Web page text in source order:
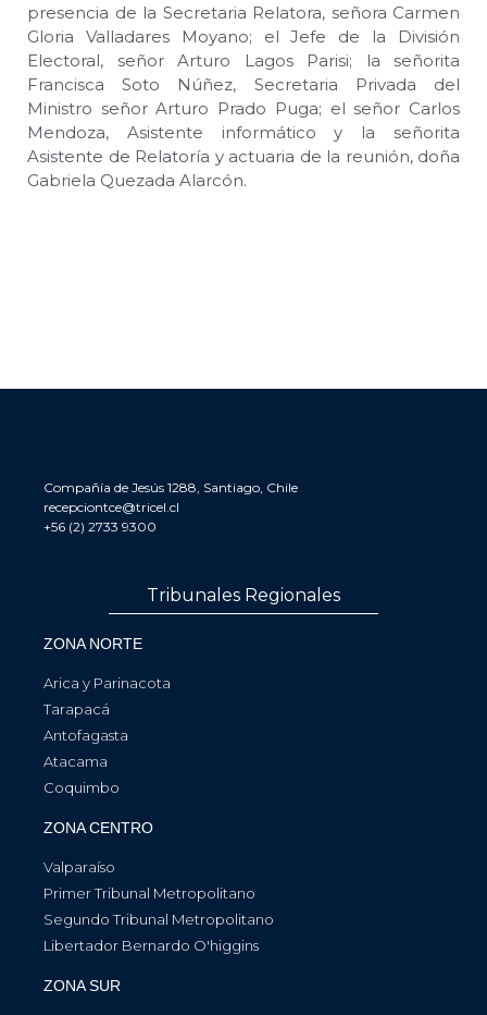
presencia de la Secretaria Relatora, señora Carmen
Gloria Valladares Moyano; el Jefe de la División
Electoral, señor Arturo Lagos Parisi; la señorita
Francisca Soto Núñez, Secretaria Privada del
Ministro señor Arturo Prado Puga; el señor Carlos
Mendoza, Asistente informático y la señorita
Asistente de Relatoría y actuaria de la reunión, doña
Gabriela Quezada Alarcón.
Compañía de Jesús 1288, Santiago, Chile
recepciontce@tricel.cl
+56 (2) 2733 9300
Tribunales Regionales
ZONA NORTE
Arica y Parinacota
Tarapacá
Antofagasta
Atacama
Coquimbo
ZONA CENTRO
Valparaíso
Primer Tribunal Metropolitano
Segundo Tribunal Metropolitano
Libertador Bernardo O'higgins
ZONA SUR